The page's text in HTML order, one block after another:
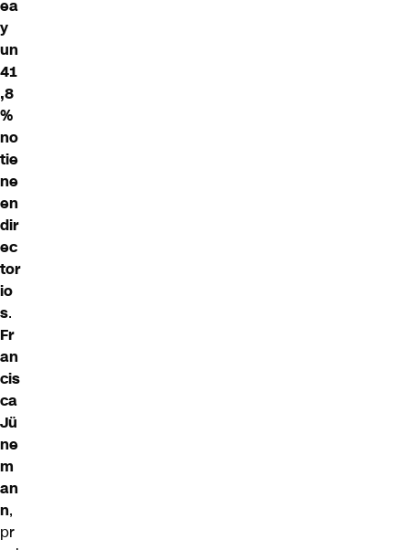
ea
y
un
41
,8
%
no
tie
ne
en
dir
ec
tor
io
s.
Fr
an
cis
ca
Jü
ne
m
an
n,
pr